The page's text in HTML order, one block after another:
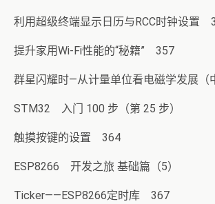
利用超级终端显示日历与RCC时钟设置
提升家用Wi-Fi性能的“秘籍” 357
群星闪耀时—从计量单位看电磁学发展
STM32 入门 100 步（第 25 步）
触摸按键的设置 364
ESP8266 开发之旅 基础篇（5）
Ticker——ESP8266定时库 367